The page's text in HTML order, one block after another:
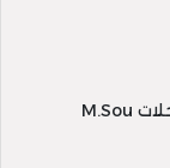
لشراء الملابس والمنتجات من على موقع محلات M.Sou